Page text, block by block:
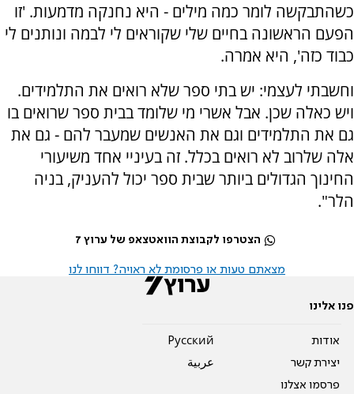
כשהתבקשה לומר כמה מילים - היא נחנקה מדמעות. 'זו
הפעם הראשונה בחיים שלי שקוראים לי לבמה ונותנים לי
כבוד כזה', היא אמרה.
וחשבתי לעצמי: יש בתי ספר שלא רואים את התלמידים.
ויש כאלה שכן. אבל אשרי מי שלומד בבית ספר שרואים בו
גם את התלמידים וגם את האנשים שמעבר להם - גם את
אלה שלרוב לא רואים בכלל. זה בעיניי אחד משיעורי
החינוך הגדולים ביותר שבית ספר יכול להעניק, בניה
הלר".
הצטרפו לקבוצת הוואטצאפ של ערוץ 7
מצאתם טעות או פרסומת לא ראויה? דווחו לנו
פנו אלינו
אודות
יצירת קשר
פרסמו אצלנו
Pусский
عربية